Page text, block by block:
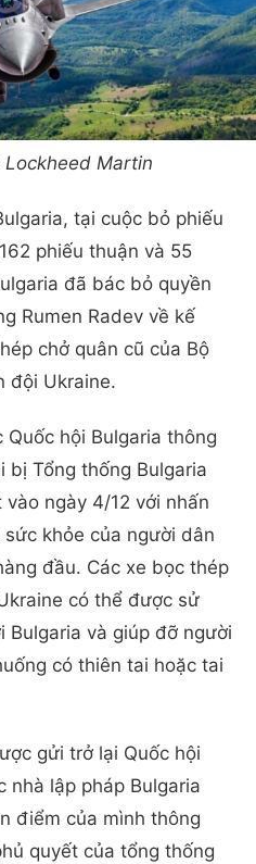
Martin
tại cuộc bỏ phiếu
phiếu thuận và 55
đã bác bỏ quyền
Rumen Radev về kế
chở quân cũ của Bộ
đội Ukraine.
hội Bulgaria thông
bị Tổng thống Bulgaria
vào ngày 4/12 với nhấn
khỏe của người dân
đầu. Các xe bọc thép
có thể được sử
Bulgaria và giúp đỡ người
có thiên tai hoặc tai
gửi trở lại Quốc hội
nhà lập pháp Bulgaria
điểm của mình thông
quyết của tổng thống